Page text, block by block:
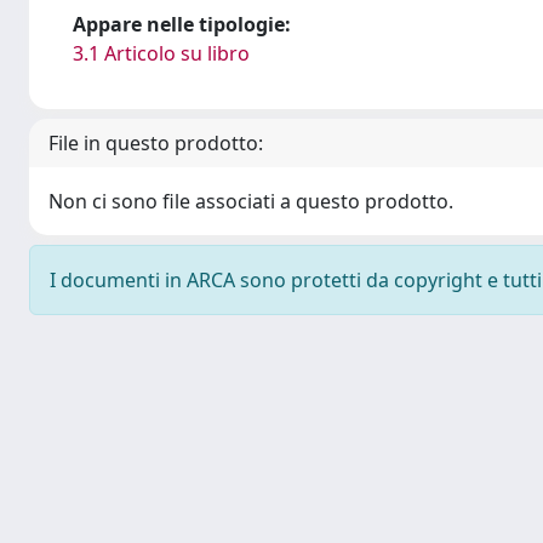
Appare nelle tipologie:
3.1 Articolo su libro
File in questo prodotto:
Non ci sono file associati a questo prodotto.
I documenti in ARCA sono protetti da copyright e